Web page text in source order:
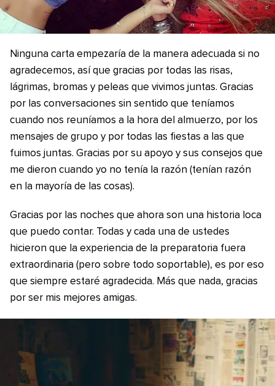
Ninguna carta empezaría de la manera adecuada si no
agradecemos, así que gracias por todas las risas,
lágrimas, bromas y peleas que vivimos juntas. Gracias
por las conversaciones sin sentido que teníamos
cuando nos reuníamos a la hora del almuerzo, por los
mensajes de grupo y por todas las fiestas a las que
fuimos juntas. Gracias por su apoyo y sus consejos que
me dieron cuando yo no tenía la razón (tenían razón
en la mayoría de las cosas).
Gracias por las noches que ahora son una historia loca
que puedo contar. Todas y cada una de ustedes
hicieron que la experiencia de la preparatoria fuera
extraordinaria (pero sobre todo soportable), es por eso
que siempre estaré agradecida. Más que nada, gracias
por ser mis mejores amigas.